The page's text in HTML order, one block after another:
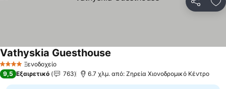
4 ΑστέριαΞενοδοχείο
Vathyskia Guesthouse
9,5 Εξαιρετικό 763 6.7 χλμ. από: Ζηρεία Χιονοδρομικό Κέντρο